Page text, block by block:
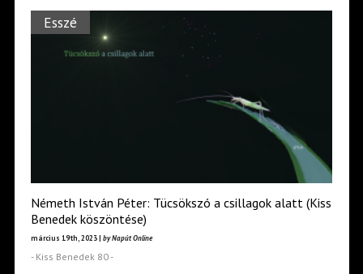
Esszé
Németh István Péter: Tücsökszó a csillagok alatt (Kiss
Benedek köszöntése)
március 19th, 2023 | by Napút Online
- Kiss Benedek 80 -